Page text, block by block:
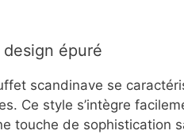
épuré
scandinave se
Ce style s’intègre
touche de sophistication